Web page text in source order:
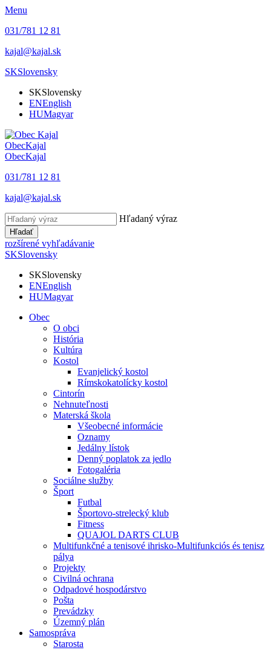
Menu
031/781 12 81
kajal@kajal.sk
SKSlovensky
SKSlovensky
ENEnglish
HUMagyar
ObecKajal
ObecKajal
031/781 12 81
kajal@kajal.sk
Hľadaný výraz
Hľadať
rozšírené vyhľadávanie
SKSlovensky
SKSlovensky
ENEnglish
HUMagyar
Obec
O obci
História
Kultúra
Kostol
Evanjelický kostol
Rímskokatolícky kostol
Cintorín
Nehnuteľnosti
Materská škola
Všeobecné informácie
Oznamy
Jedálny lístok
Denný poplatok za jedlo
Fotogaléria
Sociálne služby
Šport
Futbal
Športovo-strelecký klub
Fitness
QUAJOL DARTS CLUB
Multifunkčné a tenisové ihrisko-Multifunkciós és tenisz
pálya
Projekty
Civilná ochrana
Odpadové hospodárstvo
Pošta
Prevádzky
Územný plán
Samospráva
Starosta